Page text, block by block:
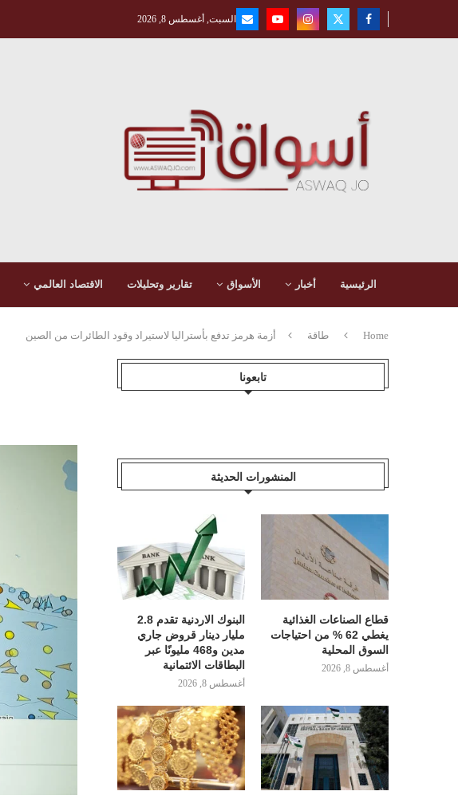
السبت, أغسطس 8, 2026
الرئيسية أخبار الأسواق تقارير وتحليلات الاقتصاد العالمي
Home طاقة أزمة هرمز تدفع بأستراليا لاستيراد وقود الطائرات من الصين
تابعونا
المنشورات الحديثة
قطاع الصناعات الغذائية
يغطي 62 % من احتياجات
السوق المحلية
أغسطس 8, 2026
البنوك الاردنية تقدم 2.8
مليار دينار قروض جاري
مدين و468 مليونًا عبر
البطاقات الائتمانية
أغسطس 8, 2026